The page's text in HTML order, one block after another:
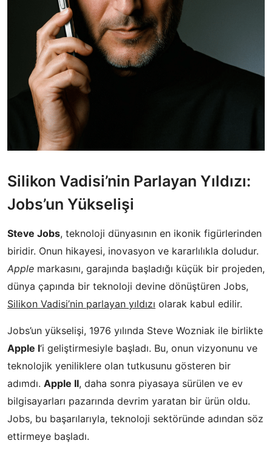
Silikon Vadisi’nin Parlayan Yıldızı:
Jobs’un Yükselişi
Steve Jobs, teknoloji dünyasının en ikonik figürlerinden
biridir. Onun hikayesi, inovasyon ve kararlılıkla doludur.
Apple markasını, garajında başladığı küçük bir projeden,
dünya çapında bir teknoloji devine dönüştüren Jobs,
Silikon Vadisi’nin parlayan yıldızı olarak kabul edilir.
Jobs’un yükselişi, 1976 yılında Steve Wozniak ile birlikte
Apple I‘i geliştirmesiyle başladı. Bu, onun vizyonunu ve
teknolojik yeniliklere olan tutkusunu gösteren bir
adımdı. Apple II, daha sonra piyasaya sürülen ve ev
bilgisayarları pazarında devrim yaratan bir ürün oldu.
Jobs, bu başarılarıyla, teknoloji sektöründe adından söz
ettirmeye başladı.